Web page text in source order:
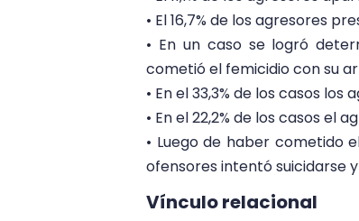
• El 16,7% de los agresores
• En un caso se logró
cometió el femicidio con su
• En el 33,3% de los casos
• En el 22,2% de los casos el
• Luego de haber cometido
ofensores intentó suicidarse
Vínculo relacional